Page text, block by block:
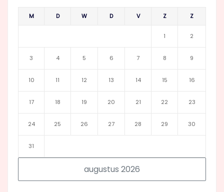
augustus 2026
M D W D V Z Z
1 2
3 4 5 6 7 8 9
10 11 12 13 14 15 16
17 18 19 20 21 22 23
24 25 26 27 28 29 30
31